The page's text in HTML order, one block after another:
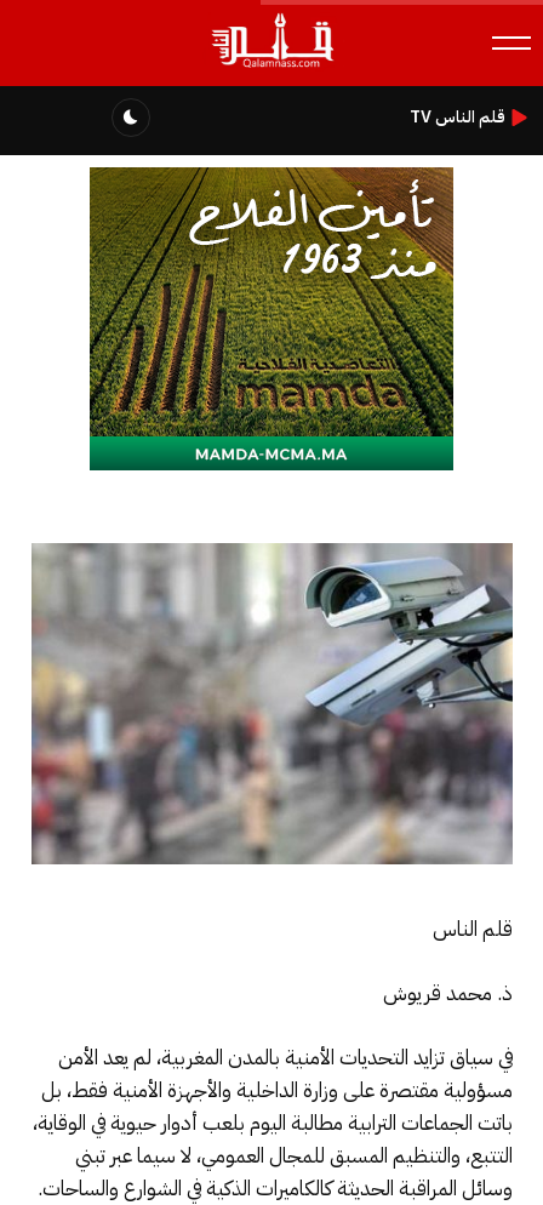
قلم الناس TV
قلم الناس
ذ. محمد قريوش
في سياق تزايد التحديات الأمنية بالمدن المغربية، لم يعد الأمن
مسؤولية مقتصرة على وزارة الداخلية والأجهزة الأمنية فقط، بل
باتت الجماعات الترابية مطالبة اليوم بلعب أدوار حيوية في الوقاية،
التتبع، والتنظيم المسبق للمجال العمومي، لا سيما عبر تبني
وسائل المراقبة الحديثة كالكاميرات الذكية في الشوارع والساحات.